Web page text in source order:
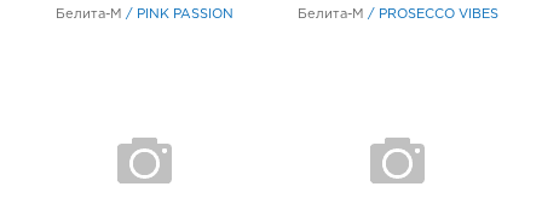
Белита-М / PINK PASSION Белита-М / PROSECCO VIBES